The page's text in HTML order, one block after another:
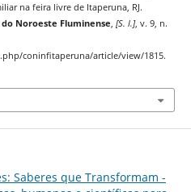
na feira livre de Itaperuna, RJ.
Noroeste Fluminense [S. l.], v. 9, n.
coninfitaperuna/article/view/1815.
Saberes que Transformam -